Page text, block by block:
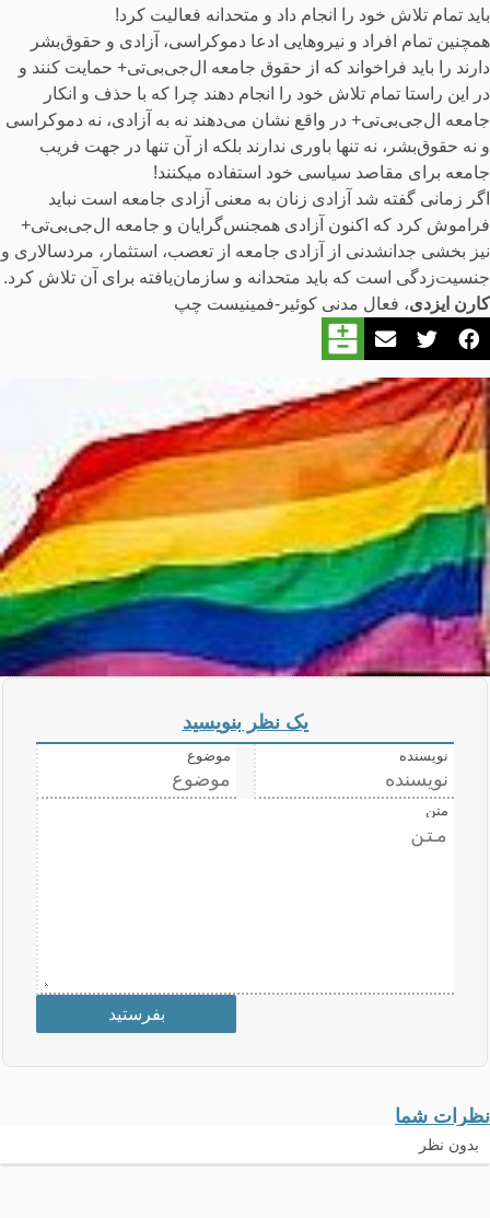
باید تمام تلاش خود را انجام داد و متحدانه فعالیت کرد!
همچنین تمام افراد و نیروهایی ادعا دموکراسی، آزادی و حقوق‌بشر
دارند را باید فراخواند که از حقوق جامعه ال‌جی‌بی‌تی‌+ حمایت کنند و
در این راستا تمام تلاش خود را انجام دهند چرا که با حذف و انکار
جامعه ال‌جی‌بی‌تی+ در واقع نشان می‌دهند نه به آزادی، نه دموکراسی
و نه حقوق‌بشر، نه تنها باوری ندارند بلکه از آن تنها در جهت فریب
جامعه برای مقاصد سیاسی خود استفاده میکنند!
اگر زمانی گفته شد آزادی زنان به معنی آزادی جامعه است نباید
فراموش کرد که اکنون آزادی همجنس‌گرایان و جامعه ال‌جی‌بی‌تی‌+
نیز بخشی جدانشدنی از آزادی جامعه از تعصب، استثمار، مردسالاری و
جنسیت‌زدگی است که باید متحدانه و سازمان‌یافته برای آن تلاش کرد.
کارن ایزدی، فعال مدنی کوئیر-فمینیست چپ
یک نظر بنویسید
نویسنده موضوع
متن
نظرات شما
بدون نظر